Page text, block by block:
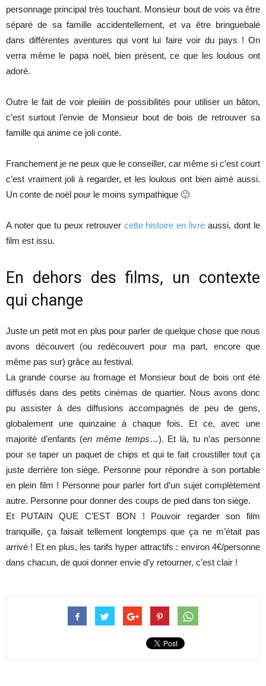
personnage principal très touchant. Monsieur bout de vois va être
séparé de sa famille accidentellement, et va être bringuebalé
dans différentes aventures qui vont lui faire voir du pays ! On
verra même le papa noël, bien présent, ce que les loulous ont
adoré.
Outre le fait de voir pleiiiin de possibilités pour utiliser un bâton,
c’est surtout l’envie de Monsieur bout de bois de retrouver sa
famille qui anime ce joli conte.
Franchement je ne peux que le conseiller, car même si c’est court
c’est vraiment joli à regarder, et les loulous ont bien aimé aussi.
Un conte de noël pour le moins sympathique 🙂
A noter que tu peux retrouver cette histoire en livre aussi, dont le
film est issu.
En dehors des films, un contexte
qui change
Juste un petit mot en plus pour parler de quelque chose que nous
avons découvert (ou redécouvert pour ma part, encore que
même pas sur) grâce au festival.
La grande course au fromage et Monsieur bout de bois ont été
diffusés dans des petits cinémas de quartier. Nous avons donc
pu assister à des diffusions accompagnés de peu de gens,
globalement une quinzaine à chaque fois. Et ce, avec une
majorité d’enfants (en même temps…). Et là, tu n’as personne
pour se taper un paquet de chips et qui te fait croustiller tout ça
juste derrière ton siège. Personne pour répondre à son portable
en plein film ! Personne pour parler fort d’un sujet complètement
autre. Personne pour donner des coups de pied dans ton siège.
Et PUTAIN QUE C’EST BON ! Pouvoir regarder son film
tranquille, ça faisait tellement longtemps que ça ne m’était pas
arrivé ! Et en plus, les tarifs hyper attractifs : environ 4€/personne
dans chacun, de quoi donner envie d’y retourner, c’est clair !